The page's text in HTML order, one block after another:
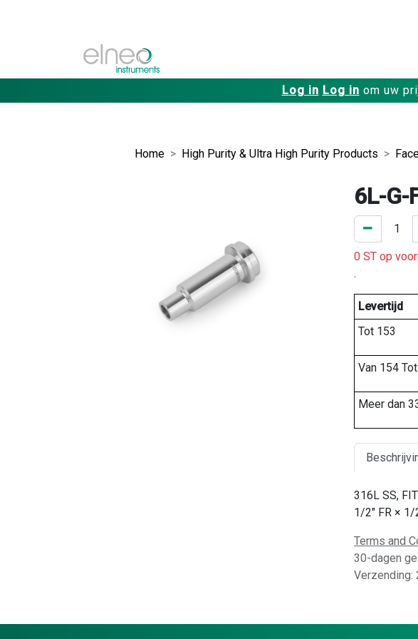
Log in Log in om uw
Home High Purity & Ultra High Purity Products
6L-G-
0 ST op
.
Levertijd
Tot 153
Van 154
Meer dan
316L SS,
1/2" FR × 1/
Terms and
30-dagen
Verzending: